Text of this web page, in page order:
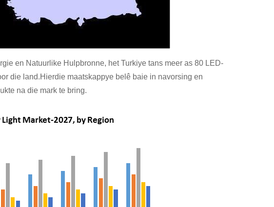
en Natuurlike Hulpbronne, het Turkiye tans meer as 80 LED-
die land.Hierdie maatskappye belê baie in navorsing en
na die mark te bring.